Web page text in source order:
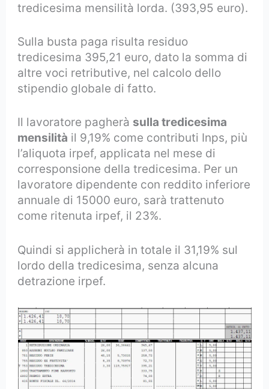
tredicesima mensilità lorda. (393,95 euro).
Sulla busta paga risulta residuo
tredicesima 395,21 euro, dato la somma di
altre voci retributive, nel calcolo dello
stipendio globale di fatto.
Il lavoratore pagherà sulla tredicesima
mensilità il 9,19% come contributi Inps, più
l’aliquota irpef, applicata nel mese di
corresponsione della tredicesima. Per un
lavoratore dipendente con reddito inferiore
annuale di 15000 euro, sarà trattenuto
come ritenuta irpef, il 23%.
Quindi si applicherà in totale il 31,19% sul
lordo della tredicesima, senza alcuna
detrazione irpef.